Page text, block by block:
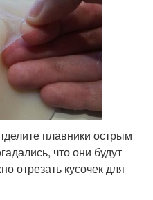
плавники острым
что они будут
отрезать кусочек для